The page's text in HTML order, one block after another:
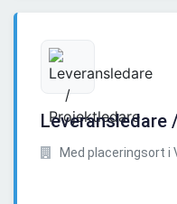
Leveransledare
Med placeringsort i